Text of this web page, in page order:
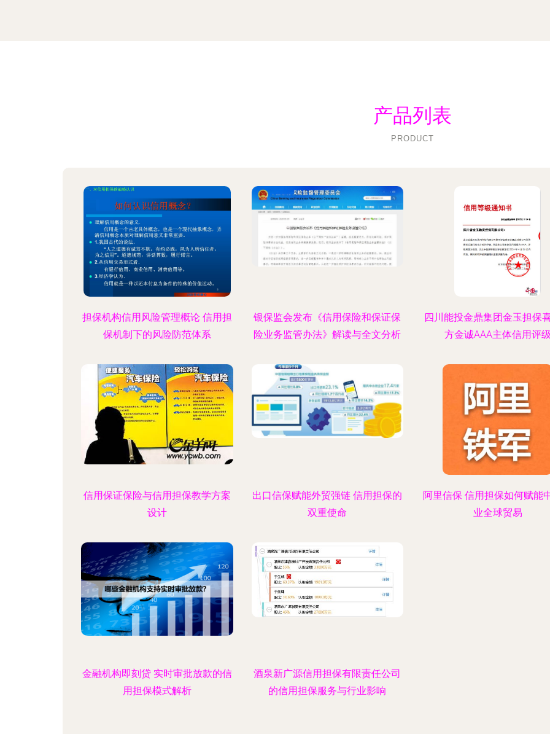
产品列表
PRODUCT
担保机构信用风险管理概论 信用担
保机制下的风险防范体系
银保监会发布《信用保险和保证保
险业务监管办法》解读与全文分析
四川能投金鼎集团金玉担保
方金诚AAA主体信用评
信用保证保险与信用担保教学方案
设计
出口信保赋能外贸强链 信用担保的
双重使命
阿里信保 信用担保如何赋能
业全球贸易
金融机构即刻贷 实时审批放款的信
用担保模式解析
酒泉新广源信用担保有限责任公司
的信用担保服务与行业影响